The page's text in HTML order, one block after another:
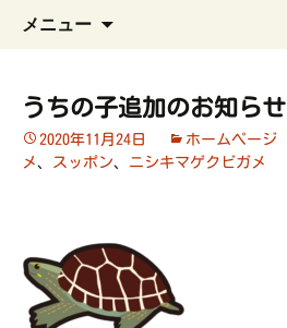
うちの子手帳
ペット管理用アプリ
メニュー
うちの子追加のお知らせ
2020年11月24日 ホームページ
メ、 スッポン、 ニシキマゲクビガメ